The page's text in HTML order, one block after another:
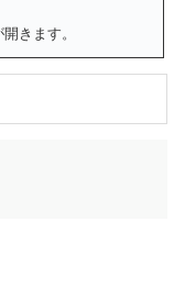
きます。